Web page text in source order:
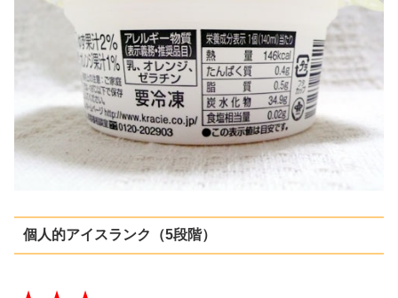
個人的アイスランク（5段階）